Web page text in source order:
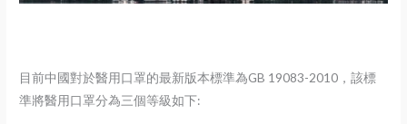
目前中國對於醫用口罩的最新版本標準為GB 19083-2010，該標
準將醫用口罩分為三個等級如下: